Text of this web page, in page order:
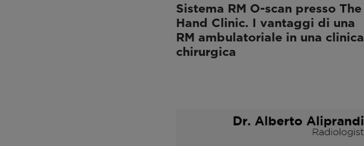
Sistema RM O-scan presso The
Hand Clinic. I vantaggi di una
RM ambulatoriale in una clinica
chirurgica